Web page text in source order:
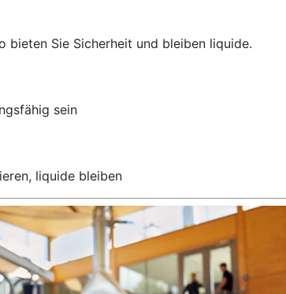
bieten Sie Sicherheit und bleiben liquide.
sein
liquide bleiben